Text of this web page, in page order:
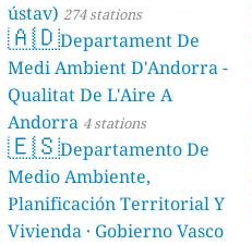
ústav) 274 stations
🇦🇩Departament De
Medi Ambient D'Andorra -
Qualitat De L'Aire A
Andorra 4 stations
🇪🇸Departamento De
Medio Ambiente,
Planificación Territorial Y
Vivienda · Gobierno Vasco